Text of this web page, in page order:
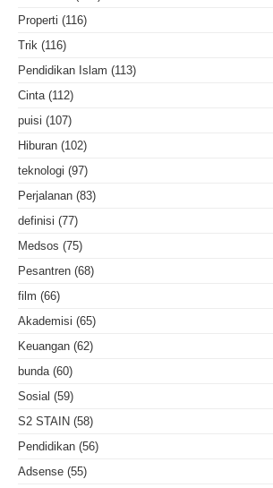
Properti (116)
Trik (116)
Pendidikan Islam (113)
Cinta (112)
puisi (107)
Hiburan (102)
teknologi (97)
Perjalanan (83)
definisi (77)
Medsos (75)
Pesantren (68)
film (66)
Akademisi (65)
Keuangan (62)
bunda (60)
Sosial (59)
S2 STAIN (58)
Pendidikan (56)
Adsense (55)